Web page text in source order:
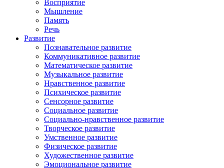
Восприятие
Мышление
Память
Речь
Развитие
Познавательное развитие
Коммуникативное развитие
Математическое развитие
Музыкальное развитие
Нравственное развитие
Психическое развитие
Сенсорное развитие
Социальное развитие
Социально-нравственное развитие
Творческое развитие
Умственное развитие
Физическое развитие
Художественное развитие
Эмоциональное развитие